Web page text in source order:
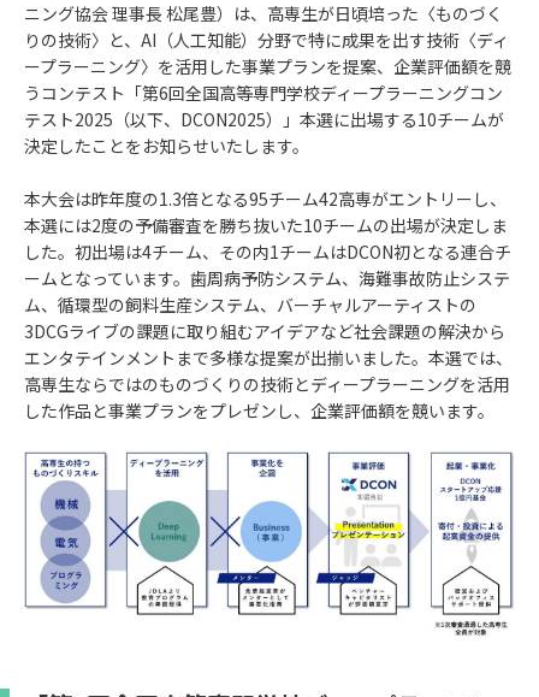
ニング協会 理事長 松尾豊）は、高専生が日頃培った〈ものづく
りの技術〉と、AI（人工知能）分野で特に成果を出す技術〈ディ
ープラーニング〉を活用した事業プランを提案、企業評価額を競
うコンテスト「第6回全国高等専門学校ディープラーニングコン
テスト2025（以下、DCON2025）」本選に出場する10チームが
決定したことをお知らせいたします。
本大会は昨年度の1.3倍となる95チーム42高専がエントリーし、
本選には2度の予備審査を勝ち抜いた10チームの出場が決定しま
した。初出場は4チーム、その内1チームはDCON初となる連合チ
ームとなっています。歯周病予防システム、海難事故防止システ
ム、循環型の飼料生産システム、バーチャルアーティストの
3DCGライブの課題に取り組むアイデアなど社会課題の解決から
エンタテインメントまで多様な提案が出揃いました。本選では、
高専生ならではのものづくりの技術とディープラーニングを活用
した作品と事業プランをプレゼンし、企業評価額を競います。